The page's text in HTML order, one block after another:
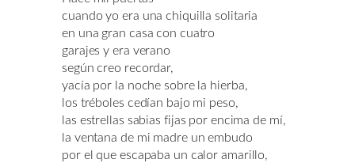
cuando yo era una chiquilla solitaria
en una gran casa con cuatro
garajes y era verano
según creo recordar,
yacía por la noche sobre la hierba,
los tréboles cedían bajo mi peso,
las estrellas sabias fijas por encima de mí,
la ventana de mi madre un embudo
por el que escapaba un calor amarillo,